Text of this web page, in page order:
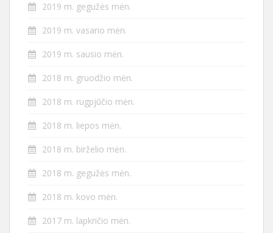
2019 m. gegužės mėn.
2019 m. vasario mėn.
2019 m. sausio mėn.
2018 m. gruodžio mėn.
2018 m. rugpjūčio mėn.
2018 m. liepos mėn.
2018 m. birželio mėn.
2018 m. gegužės mėn.
2018 m. kovo mėn.
2017 m. lapkričio mėn.